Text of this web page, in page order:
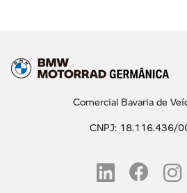
Comercial Bavaria de
CNPJ: 18.116.436/